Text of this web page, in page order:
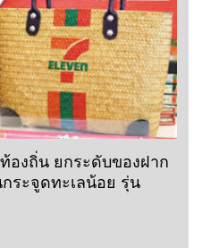
องถิ่น ยกระดับของฝาก
ระจูดทะเลน้อย รุ่น